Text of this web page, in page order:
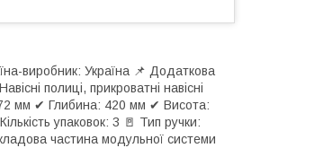
виробник: Україна 📌 Додаткова
полиці, прикроватні навісні
мм ✔ Глибина: 420 мм ✔ Висота:
упаковок: 3 🚪 Тип ручки:
частина модульної системи